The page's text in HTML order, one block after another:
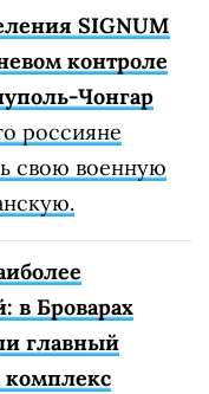
SIGNUM
контроле
Чонгар
россияне
свою военную
в Броварах
главный